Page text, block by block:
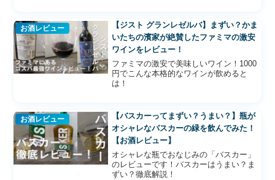
説します。
お酒レビュー
【ジスト グランレゼルバ】まずい？かま
いたちの濱家が絶賛したファミマの激安
ワインをレビュー！
ファミマの激安で美味しいワイン！1000
円でこんな本格的なワインが飲めると
は！
お酒レビュー
【バスカーってまずい？うまい？】瓶が
オシャレなバスカーの緑を飲んでみた！
【お酒レビュー】
オシャレな瓶でおなじみの「バスカー」
のレビューです！バスカーはうまい？ま
ずい？徹底解説！